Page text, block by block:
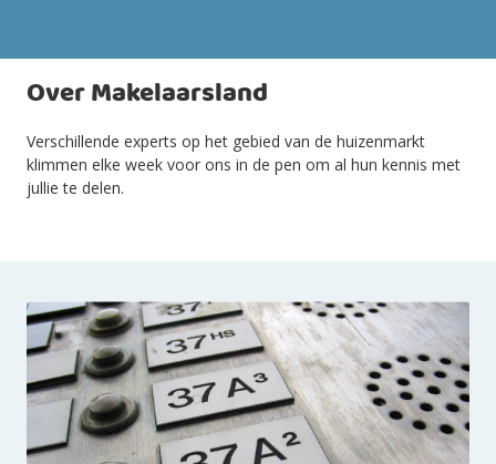
Over Makelaarsland
Verschillende experts op het gebied van de huizenmarkt
klimmen elke week voor ons in de pen om al hun kennis met
jullie te delen.